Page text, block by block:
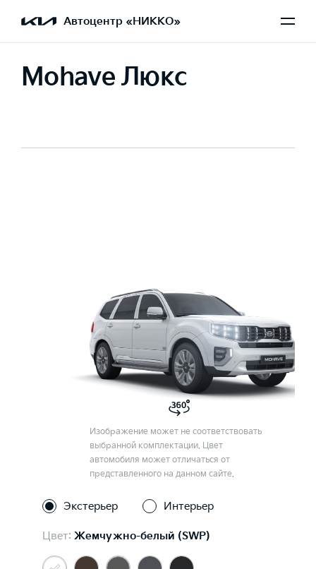
Автоцентр «НИККО»
Mohave Люкс
Изображение может не соответствовать
выбранной комплектации. Цвет
автомобиля может отличаться от
представленного на данном сайте.
Экстерьер Интерьер
Цвет: Жемчужно-белый (SWP)